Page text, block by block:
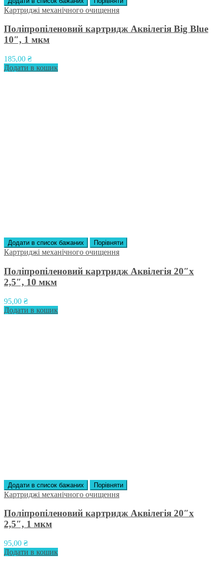
Картриджі механічного очищення
Поліпропіленовий картридж Аквілегія Big Blue
10″, 1 мкм
185,00 ₴
Додати в кошик
Додати в список бажаних Порівняти
Картриджі механічного очищення
Поліпропіленовий картридж Аквілегія 20″х
2,5″, 10 мкм
95,00 ₴
Додати в кошик
Додати в список бажаних Порівняти
Картриджі механічного очищення
Поліпропіленовий картридж Аквілегія 20″х
2,5″, 1 мкм
95,00 ₴
Додати в кошик